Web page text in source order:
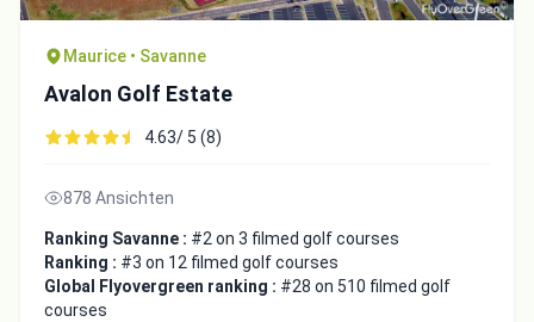
Maurice • Savanne
Avalon Golf Estate
4.63/ 5 (8)
878 Ansichten
Ranking Savanne : #2 on 3 filmed golf courses
Ranking : #3 on 12 filmed golf courses
Global Flyovergreen ranking : #28 on 510 filmed golf
courses